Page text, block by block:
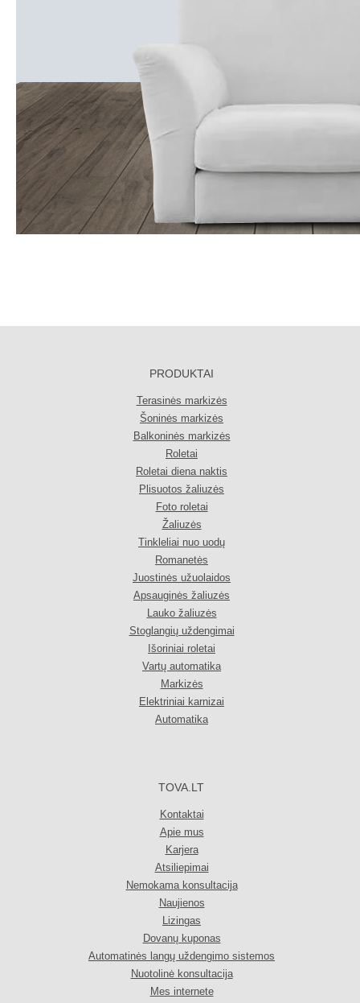
PRODUKTAI
Terasinės markizės
Šoninės markizės
Balkoninės markizės
Roletai
Roletai diena naktis
Plisuotos žaliuzės
Foto roletai
Žaliuzės
Tinkleliai nuo uodų
Romanetės
Juostinės užuolaidos
Apsauginės žaliuzės
Lauko žaliuzės
Stoglangių uždengimai
Išoriniai roletai
Vartų automatika
Markizės
Elektriniai karnizai
Automatika
TOVA.LT
Kontaktai
Apie mus
Karjera
Atsiliepimai
Nemokama konsultacija
Naujienos
Lizingas
Dovanų kuponas
Automatinės langų uždengimo sistemos
Nuotolinė konsultacija
Mes internete